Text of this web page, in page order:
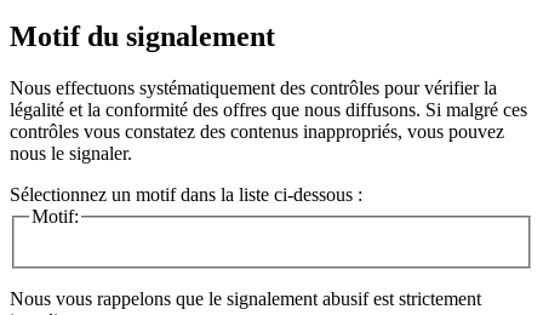
Motif du signalement
Nous effectuons systématiquement des contrôles pour vérifier la
légalité et la conformité des offres que nous diffusons. Si malgré ces
contrôles vous constatez des contenus inappropriés, vous pouvez
nous le signaler.
Sélectionnez un motif dans la liste ci-dessous :
Motif:
Nous vous rappelons que le signalement abusif est strictement